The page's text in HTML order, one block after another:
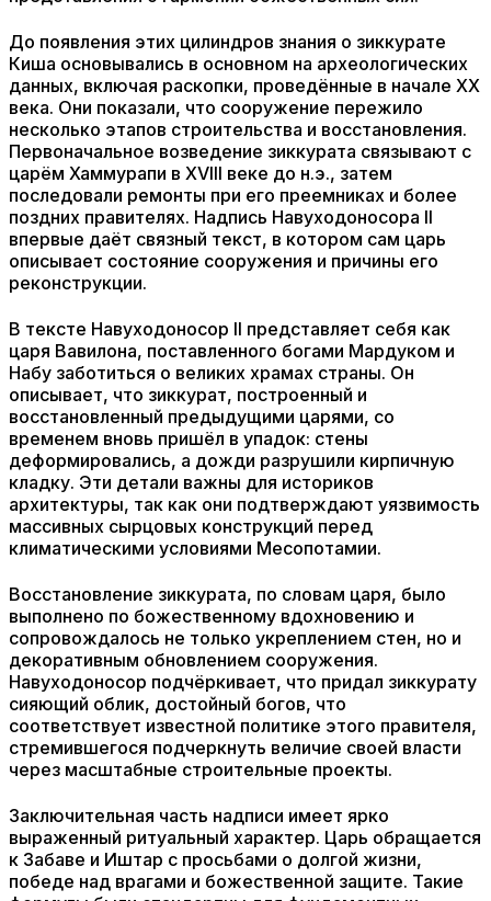
До появления этих цилиндров знания о зиккурате
Киша основывались в основном на археологических
данных, включая раскопки, проведённые в начале XX
века. Они показали, что сооружение пережило
несколько этапов строительства и восстановления.
Первоначальное возведение зиккурата связывают с
царём Хаммурапи в XVIII веке до н.э., затем
последовали ремонты при его преемниках и более
поздних правителях. Надпись Навуходоносора II
впервые даёт связный текст, в котором сам царь
описывает состояние сооружения и причины его
реконструкции.
В тексте Навуходоносор II представляет себя как
царя Вавилона, поставленного богами Мардуком и
Набу заботиться о великих храмах страны. Он
описывает, что зиккурат, построенный и
восстановленный предыдущими царями, со
временем вновь пришёл в упадок: стены
деформировались, а дожди разрушили кирпичную
кладку. Эти детали важны для историков
архитектуры, так как они подтверждают уязвимость
массивных сырцовых конструкций перед
климатическими условиями Месопотамии.
Восстановление зиккурата, по словам царя, было
выполнено по божественному вдохновению и
сопровождалось не только укреплением стен, но и
декоративным обновлением сооружения.
Навуходоносор подчёркивает, что придал зиккурату
сияющий облик, достойный богов, что
соответствует известной политике этого правителя,
стремившегося подчеркнуть величие своей власти
через масштабные строительные проекты.
Заключительная часть надписи имеет ярко
выраженный ритуальный характер. Царь обращается
к Забаве и Иштар с просьбами о долгой жизни,
победе над врагами и божественной защите. Такие